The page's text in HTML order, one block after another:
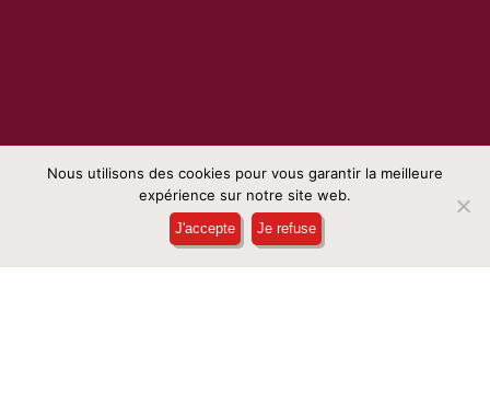
Réservation en ligne
Nous utilisons des cookies pour vous garantir la meilleure
expérience sur notre site web.
J'accepte Je refuse